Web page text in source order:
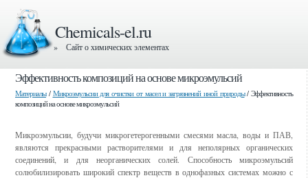
Chemicals-el.ru
» Сайт о химических элементах
Эффективность композиций на основе микроэмульсий
Материалы/ Микроэмульсии для очистки от масел и загрязнений иной природы/ Эффективность
композиций на основе микроэмульсий
Микроэмульсии, будучи микрогетерогенными смесями масла, воды и ПАВ,
являются прекрасными растворителями и для неполярных органических
соединений, и для неорганических солей. Способность микроэмульсий
солюбилизировать широкий спектр веществ в однофазных системах можно с